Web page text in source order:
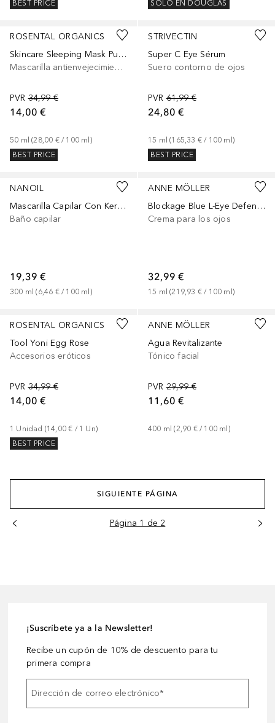
BEST PRICE SOLO EN DOUGLAS
ROSENTAL ORGANICS
Skincare Sleeping Mask Purple
Mascarilla antienvejecimiento
PVR 34,99 €
14,00 €
50 ml (28,00 € / 100 ml)
BEST PRICE
STRIVECTIN
Super C Eye Sérum
Suero contorno de ojos
PVR 61,99 €
24,80 €
15 ml (165,33 € / 100 ml)
BEST PRICE
NANOIL
Mascarilla Capilar Con Keratina
Baño capilar
19,39 €
300 ml (6,46 € / 100 ml)
ANNE MÖLLER
Blockage Blue L-Eye Defender
Crema para los ojos
32,99 €
15 ml (219,93 € / 100 ml)
ROSENTAL ORGANICS
Tool Yoni Egg Rose
Accesorios eróticos
PVR 34,99 €
14,00 €
1 Unidad (14,00 € / 1 Un)
BEST PRICE
ANNE MÖLLER
Agua Revitalizante
Tónico facial
PVR 29,99 €
11,60 €
400 ml (2,90 € / 100 ml)
SIGUIENTE PÁGINA
Página 1 de 2
¡Suscríbete ya a la Newsletter!
Recibe un cupón de 10% de descuento para tu
primera compra
Dirección de correo electrónico*